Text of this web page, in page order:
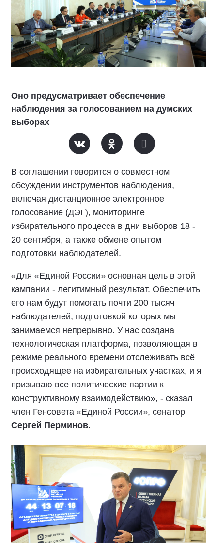
Оно предусматривает обеспечение
наблюдения за голосованием на думских
выборах
В соглашении говорится о совместном
обсуждении инструментов наблюдения,
включая дистанционное электронное
голосование (ДЭГ), мониторинге
избирательного процесса в дни выборов 18 -
20 сентября, а также обмене опытом
подготовки наблюдателей.
«Для «Единой России» основная цель в этой
кампании - легитимный результат. Обеспечить
его нам будут помогать почти 200 тысяч
наблюдателей, подготовкой которых мы
занимаемся непрерывно. У нас создана
технологическая платформа, позволяющая в
режиме реального времени отслеживать всё
происходящее на избирательных участках, и я
призываю все политические партии к
конструктивному взаимодействию», - сказал
член Генсовета «Единой России», сенатор
Сергей Перминов.